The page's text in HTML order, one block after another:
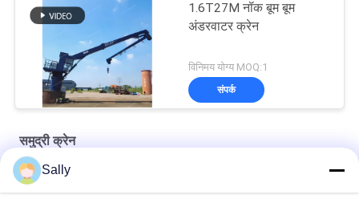
1.6T27M नॉक बूम बूम
अंडरवाटर क्रेन
विनिमय योग्य MOQ:1
संपर्क
समुद्री क्रेन
प्रीमियम OUCO समुद्री तार रस्सी
Sally